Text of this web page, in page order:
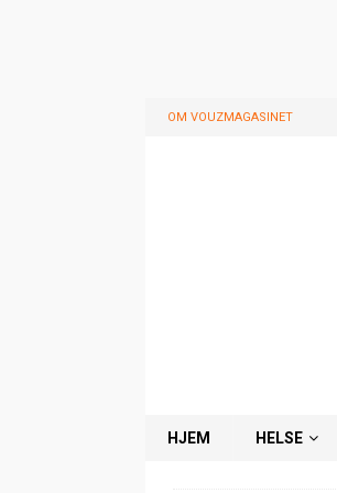
OM VOUZMAGASINET
HJEM HELSE